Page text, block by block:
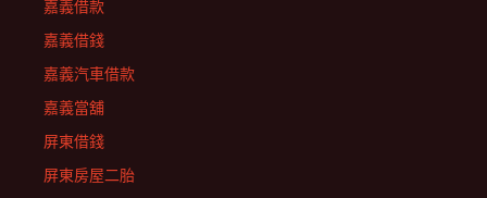
嘉義借款
嘉義借錢
嘉義汽車借款
嘉義當舖
屏東借錢
屏東房屋二胎